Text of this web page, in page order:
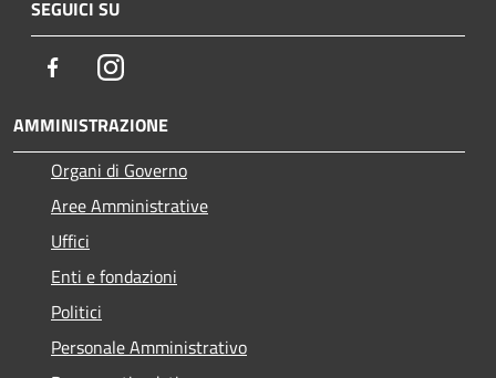
SEGUICI SU
FacebookInstagram
AMMINISTRAZIONE
Organi di Governo
Aree Amministrative
Uffici
Enti e fondazioni
Politici
Personale Amministrativo